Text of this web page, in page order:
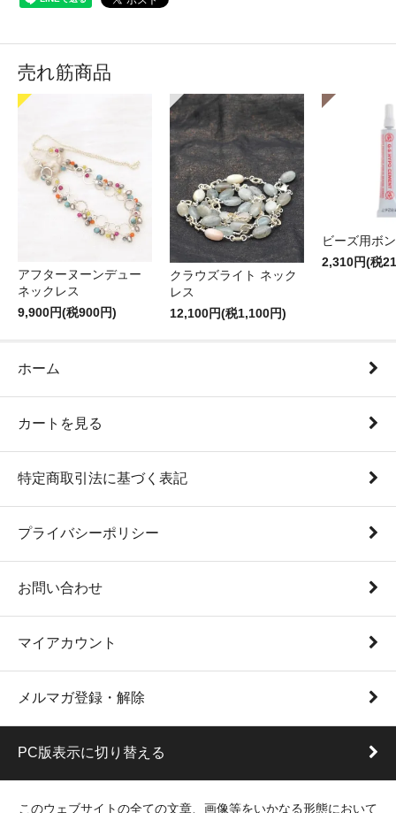
売れ筋商品
アフターヌーンデュー
ネックレス
9,900円(税900円)
クラウズライト ネック
レス
12,100円(税1,100円)
ビーズ用ボ
2,310円(税
ホーム
カートを見る
特定商取引法に基づく表記
プライバシーポリシー
お問い合わせ
マイアカウント
メルマガ登録・解除
PC版表示に切り替える
このウェブサイトの全ての文章、画像等をいかなる形態において